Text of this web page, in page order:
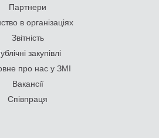
Партнери
в організаціях
Звітність
закупівлі
про нас у ЗМІ
Вакансії
Співпраця